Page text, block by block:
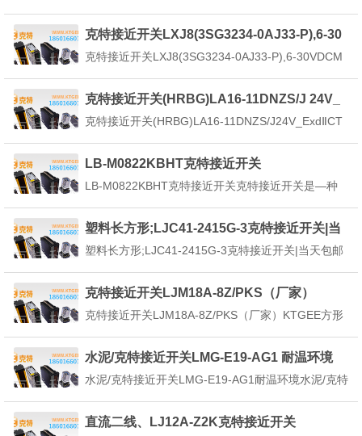
高频振荡器和放大处理电路组成，利用金属物体在接
近这个能产生电磁场的振荡感应头时，使物体内部产
生涡流。这个涡流反作用于克特接近开关，使克...
克特接近开关LXJ8(3SG3234-0AJ33-P),6-30
VDC M18
克特接近开关LXJ8(3SG3234-0AJ33-P),6-30VDCM
反接保护电路（内置浪涌保护电路，内置过流保护电
路）寿命长，可靠性，经济且操作简单通过红色LED
灯可确认克特接近开关工...
克特接近开关(HRBG)LA16-11DNZS/J 24V_
ExdⅡCT4
克特接近开关(HRBG)LA16-11DNZS/J24V_ExdⅡCT
T4物料规格克特接近开关又称无触点克特接近开关，
集成化克特接近开关是指毋需与运动部件进行机械
接...
LB-M0822KBHT克特接近开关
LB-M0822KBHT克特接近开关克特接近开关是—种
开关，当物体克特接近开关的感应面到动作距离时，
不需要机械接触及施加任何压力即可使开关动作，从
而驱动直流电器或给计算机(plc)装置提供控制指...
塑料长方形;LJC41-2415G-3克特接近开关|当
天包邮
塑料长方形;LJC41-2415G-3克特接近开关|当天包邮
开关使用，它的主要工作原理是利用电磁场的能量,非
接触式地检测物体的存在与否或以微电子技术的应用
为核心,正出色而深刻地推动了各个工业领...
克特接近开关LJM18A-8Z/PKS（厂家）
克特接近开关LJM18A-8Z/PKS（厂家）KTGEE方形
开关电容感应器M30方形电容式接近传感器Q50光电
传感器,方形光电开关金属圆柱光电开关,漫反射对射
型长距离光电开关,24V光电开关M...
水泥/克特接近开关LMG-E19-AG1 耐温环境
水泥/克特接近开关LMG-E19-AG1耐温环境水泥/克特
接触式检测方式，以无需接触检测对象进行检测为目
的的传感器的总称。能检测对象的移动信息和存在信
直流二线、LJ12A-Z2K克特接近开关